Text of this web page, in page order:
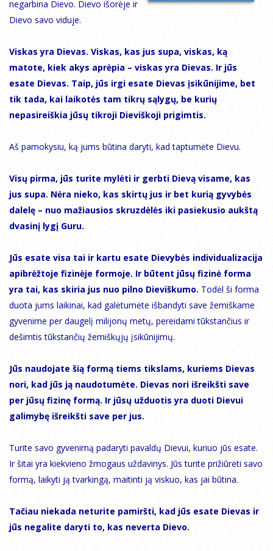
negarbina Dievo. Dievo išorėje ir
Dievo savo viduje.
Viskas yra Dievas. Viskas, kas jus supa, viskas, ką
matote, kiek akys aprėpia – viskas yra Dievas. Ir jūs
esate Dievas. Taip, jūs irgi esate Dievas įsikūnijime, bet
tik tada, kai laikotės tam tikrų sąlygų, be kurių
nepasireiškia jūsų tikroji Dieviškoji prigimtis.
Aš pamokysiu, ką jums būtina daryti, kad taptumėte Dievu.
Visų pirma, jūs turite mylėti ir gerbti Dievą visame, kas
jus supa. Nėra nieko, kas skirtų jus ir bet kurią gyvybės
dalelę – nuo mažiausios skruzdėlės iki pasiekusio aukštą
dvasinį lygį Guru.
Jūs esate visa tai ir kartu esate Dievybės individualizacija
apibrėžtoje fizinėje formoje. Ir būtent jūsų fizinė forma
yra tai, kas skiria jus nuo pilno Dieviškumo. Todėl ši forma
duota jums laikinai, kad galėtumėte išbandyti save žemiškame
gyvenime per daugelį milijonų metų, pereidami tūkstančius ir
dešimtis tūkstančių žemiškųjų įsikūnijimų.
Jūs naudojate šią formą tiems tikslams, kuriems Dievas
nori, kad jūs ją naudotumėte. Dievas nori išreikšti save
per jūsų fizinę formą. Ir jūsų užduotis yra duoti Dievui
galimybę išreikšti save per jus.
Turite savo gyvenimą padaryti pavaldų Dievui, kuriuo jūs esate.
Ir šitai yra kiekvieno žmogaus uždavinys. Jūs turite prižiūrėti savo
formą, laikyti ją tvarkingą, maitinti ją viskuo, kas jai būtina.
Tačiau niekada neturite pamiršti, kad jūs esate Dievas ir
jūs negalite daryti to, kas neverta Dievo.